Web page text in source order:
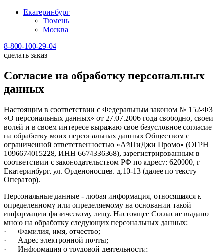
Екатеринбург
Тюмень
Москва
8-800-100-29-04
сделать заказ
Согласие на обработку персональных
данных
Настоящим в соответствии с Федеральным законом № 152-ФЗ
«О персональных данных» от 27.07.2006 года свободно, своей
волей и в своем интересе выражаю свое безусловное согласие
на обработку моих персональных данных Обществом с
ограниченной ответственностью «АйПиДжи Промо» (ОГРН
1096674015228, ИНН 6674336368), зарегистрированным в
соответствии с законодательством РФ по адресу: 620000, г.
Екатеринбург, ул. Орденоносцев, д.10-13 (далее по тексту –
Оператор).
Персональные данные - любая информация, относящаяся к
определенному или определяемому на основании такой
информации физическому лицу. Настоящее Согласие выдано
мною на обработку следующих персональных данных:
· Фамилия, имя, отчество;
· Адрес электронной почты;
· Информация о трудовой деятельности;